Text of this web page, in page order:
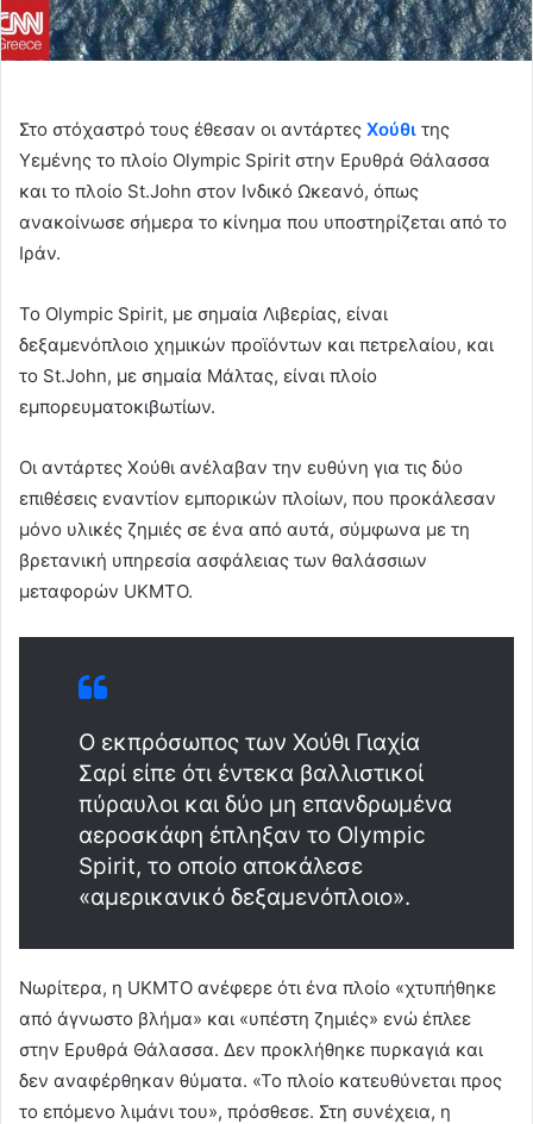
Στο στόχαστρό τους έθεσαν οι αντάρτες Χούθι της
Υεμένης το πλοίο Olympic Spirit στην Ερυθρά Θάλασσα
και το πλοίο St.John στον Ινδικό Ωκεανό, όπως
ανακοίνωσε σήμερα το κίνημα που υποστηρίζεται από το
Ιράν.
Το Olympic Spirit, με σημαία Λιβερίας, είναι
δεξαμενόπλοιο χημικών προϊόντων και πετρελαίου, και
το St.John, με σημαία Μάλτας, είναι πλοίο
εμπορευματοκιβωτίων.
Οι αντάρτες Χούθι ανέλαβαν την ευθύνη για τις δύο
επιθέσεις εναντίον εμπορικών πλοίων, που προκάλεσαν
μόνο υλικές ζημιές σε ένα από αυτά, σύμφωνα με τη
βρετανική υπηρεσία ασφάλειας των θαλάσσιων
μεταφορών UKMTO.
Ο εκπρόσωπος των Χούθι Γιαχία
Σαρί είπε ότι έντεκα βαλλιστικοί
πύραυλοι και δύο μη επανδρωμένα
αεροσκάφη έπληξαν το Olympic
Spirit, το οποίο αποκάλεσε
«αμερικανικό δεξαμενόπλοιο».
Νωρίτερα, η UKMTO ανέφερε ότι ένα πλοίο «χτυπήθηκε
από άγνωστο βλήμα» και «υπέστη ζημιές» ενώ έπλεε
στην Ερυθρά Θάλασσα. Δεν προκλήθηκε πυρκαγιά και
δεν αναφέρθηκαν θύματα. «Το πλοίο κατευθύνεται προς
το επόμενο λιμάνι του», πρόσθεσε. Στη συνέχεια, η